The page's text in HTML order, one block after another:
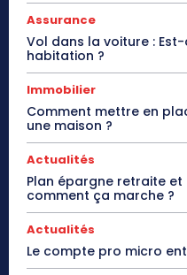
Assurance
Vol dans la voiture :
habitation ?
Immobilier
Comment mettre en
une maison ?
Actualités
Plan épargne retraite et
comment ça marche ?
Actualités
Le compte pro micro